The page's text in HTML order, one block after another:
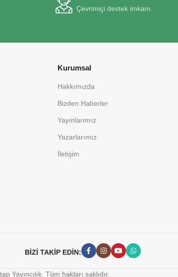
Çevrimiçi destek imkanı.
Kurumsal
Hakkımızda
Bizden Haberler
Yayınlarımız
Yazarlarımız
İletişim
BİZİ TAKİP EDİN:
Yayıncılık. Tüm hakları saklıdır.